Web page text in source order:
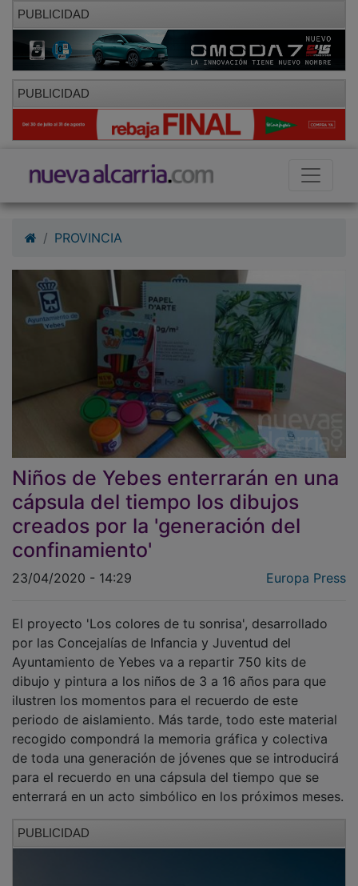
PUBLICIDAD
PUBLICIDAD
Niños de Yebes enterrarán en una
cápsula del tiempo los dibujos
creados por la 'generación del
confinamiento'
por las Concejalías de Infancia y Juventud del
Ayuntamiento de Yebes va a repartir 750 kits de
dibujo y pintura a los niños de 3 a 16 años para que
ilustren los momentos para el recuerdo de este
periodo de aislamiento. Más tarde, todo este material
recogido compondrá la memoria gráfica y colectiva
de toda una generación de jóvenes que se introducirá
para el recuerdo en una cápsula del tiempo que se
enterrará en un acto simbólico en los próximos meses.